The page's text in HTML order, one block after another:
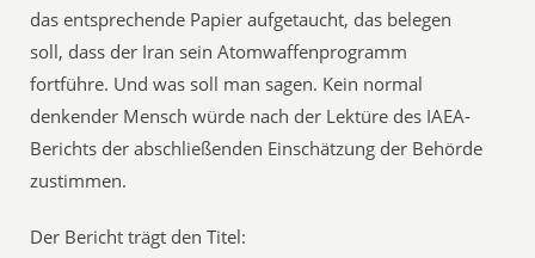
das entsprechende Papier aufgetaucht, das belegen
soll, dass der Iran sein Atomwaffenprogramm
fortführe. Und was soll man sagen. Kein normal
denkender Mensch würde nach der Lektüre des IAEA-
Berichts der abschließenden Einschätzung der Behörde
zustimmen.
Der Bericht trägt den Titel: